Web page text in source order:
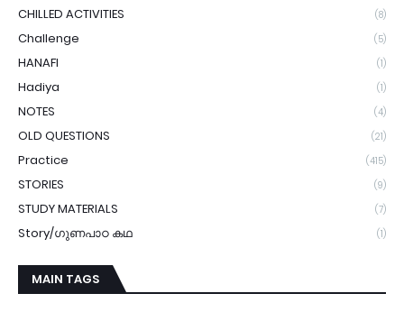
CHILLED ACTIVITIES (8)
Challenge (5)
HANAFI (1)
Hadiya (1)
NOTES (4)
OLD QUESTIONS (21)
Practice (415)
STORIES (9)
STUDY MATERIALS (7)
Story/ഗുണപാഠ കഥ (1)
MAIN TAGS